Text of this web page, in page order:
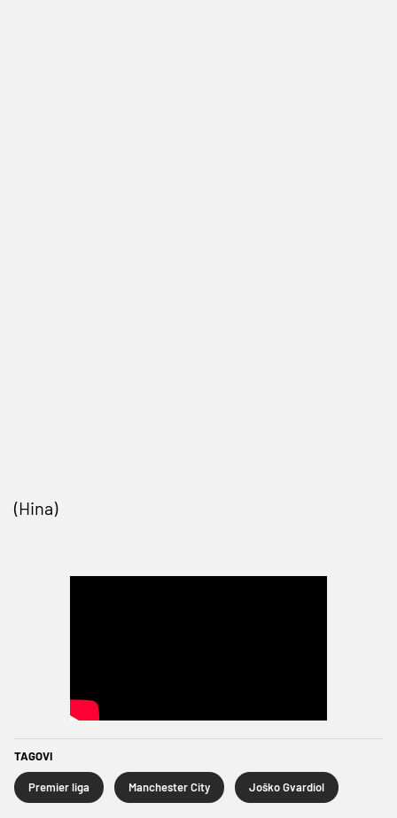
(Hina)
TAGOVI
Premier liga Manchester City Joško Gvardiol